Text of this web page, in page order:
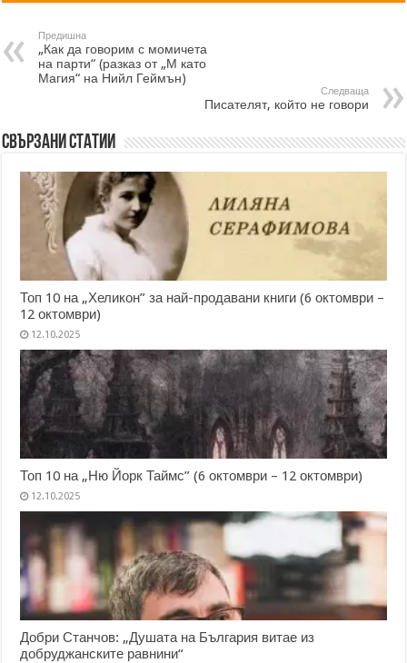
Предишна
„Как да говорим с момичета
на парти“ (разказ от „М като
Магия“ на Нийл Геймън)
Следваща
Писателят, който не говори
Свързани статии
Топ 10 на „Хеликон” за най-продавани книги (6 октомври –
12 октомври)
12.10.2025
Топ 10 на „Ню Йорк Таймс” (6 октомври – 12 октомври)
12.10.2025
Добри Станчов: „Душата на България витае из
добруджанските равнини“